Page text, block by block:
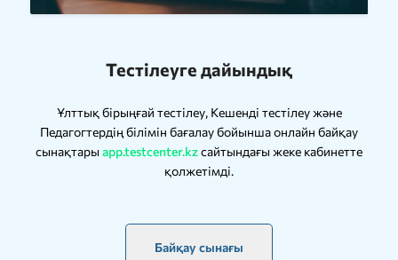
Тестілеуге дайындық
Ұлттық бірыңғай тестілеу, Кешенді тестілеу және
Педагогтердің білімін бағалау бойынша онлайн байқау
сынақтары app.testcenter.kzсайтындағы жеке кабинетте
қолжетімді.
Байқау сынағы